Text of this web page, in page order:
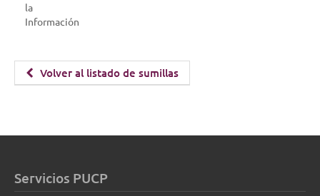
la
Información
Volver al listado de sumillas
Servicios PUCP